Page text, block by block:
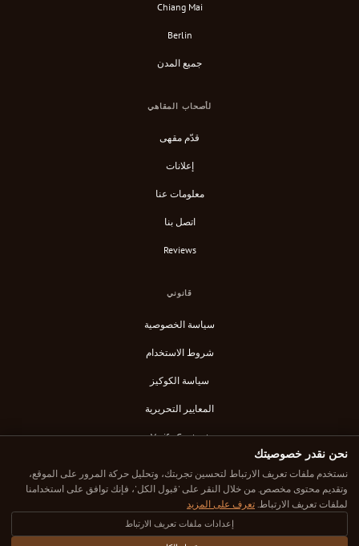
Chiang Mai
Berlin
جميع المدن
لأصحاب المقاهي
قدّم مقهى
إعلانات
معلومات عنا
اتصل بنا
Reviews
قانوني
سياسة الخصوصية
شروط الاستخدام
سياسة الكوكيز
المعايير التحريرية
Verify Content
© 2025 Down Under Cafe. جميع الحقوق محفوظة.
نحن نقدر خصوصيتك
نستخدم ملفات تعريف الارتباط لتحسين تجربتك، وتحليل حركة المرور على الموقع،
وتقديم محتوى مخصص. من خلال النقر على 'قبول الكل'، فإنك توافق على استخدامنا
لملفات تعريف الارتباط. تعرف على المزيد
إعدادات ملفات تعريف الارتباط